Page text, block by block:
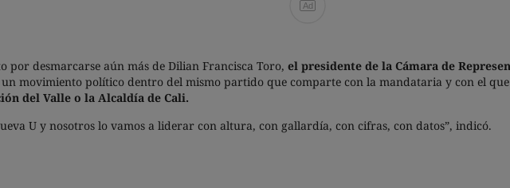
Ad
por desmarcarse aún más de Dilian Francisca Toro, el presidente de la Cámara de
un movimiento político dentro del mismo partido que comparte con la mandataria y con el
del Valle o la Alcaldía de Cali.
U y nosotros lo vamos a liderar con altura, con gallardía, con cifras, con datos”, indicó.